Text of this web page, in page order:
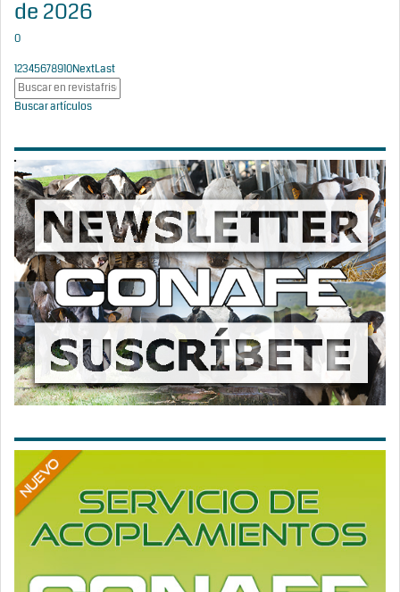
de 2026
0
12345678910NextLast
Buscar artículos